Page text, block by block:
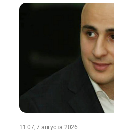
11:07, 7 августа 2026